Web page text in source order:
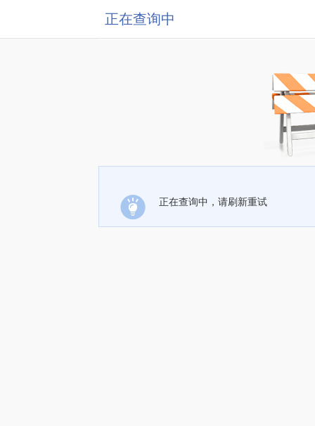
正在查询中
正在查询中，请刷新重试